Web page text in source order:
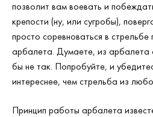
позволит вам воевать и
крепости (ну, или сугробы),
просто соревноваться в
арбалета. Думаете, из арбалета
бы не так. Попробуйте, и
интереснее, чем стрельба из
Принцип работы арбалета